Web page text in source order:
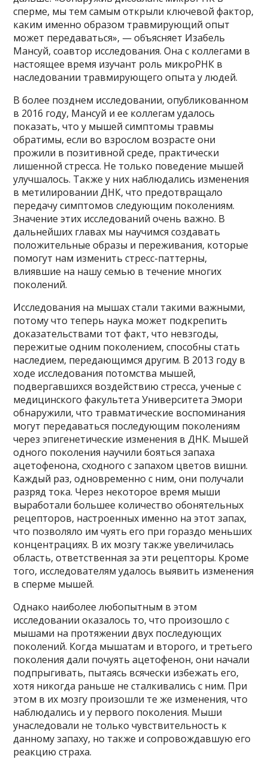
сперме, мы тем самым открыли ключевой фактор,
каким именно образом травмирующий опыт
может передаваться», — объясняет Изабель
Мансуй, соавтор исследования. Она с коллегами в
настоящее время изучант роль микроРНК в
наследовании травмирующего опыта у людей.
В более позднем исследовании, опубликованном
в 2016 году, Мансуй и ее коллегам удалось
показать, что у мышей симптомы травмы
обратимы, если во взрослом возрасте они
прожили в позитивной среде, практически
лишенной стресса. Не только поведение мышей
улучшалось. Также у них наблюдались изменения
в метилировании ДНК, что предотвращало
передачу симптомов следующим поколениям.
Значение этих исследований очень важно. В
дальнейших главах мы научимся создавать
положительные образы и переживания, которые
помогут нам изменить стресс-паттерны,
влиявшие на нашу семью в течение многих
поколений.
Исследования на мышах стали такими важными,
потому что теперь наука может подкрепить
доказательствами тот факт, что невзгоды,
пережитые одним поколением, способны стать
наследием, передающимся другим. В 2013 году в
ходе исследования потомства мышей,
подвергавшихся воздействию стресса, ученые с
медицинского факультета Университета Эмори
обнаружили, что травматические воспоминания
могут передаваться последующим поколениям
через эпигенетические изменения в ДНК. Мышей
одного поколения научили бояться запаха
ацетофенона, сходного с запахом цветов вишни.
Каждый раз, одновременно с ним, они получали
разряд тока. Через некоторое время мыши
выработали большее количество обонятельных
рецепторов, настроенных именно на этот запах,
что позволяло им чуять его при гораздо меньших
концентрациях. В их мозгу также увеличилась
область, ответственная за эти рецепторы. Кроме
того, исследователям удалось выявить изменения
в сперме мышей.
Однако наиболее любопытным в этом
исследовании оказалось то, что произошло с
мышами на протяжении двух последующих
поколений. Когда мышатам и второго, и третьего
поколения дали почуять ацетофенон, они начали
подпрыгивать, пытаясь всячески избежать его,
хотя никогда раньше не сталкивались с ним. При
этом в их мозгу произошли те же изменения, что
наблюдались и у первого поколения. Мыши
унаследовали не только чувствительность к
данному запаху, но также и сопровождавшую его
реакцию страха.